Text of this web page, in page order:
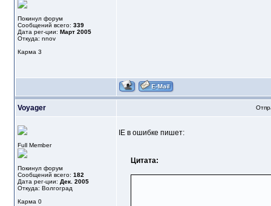
Покинул форум
Сообщений всего: 339
Дата рег-ции: Март 2005
Откуда: nnov
Карма 3
Voyager
Full Member
Покинул форум
Сообщений всего: 182
Дата рег-ции: Дек. 2005
Откуда: Волгоград
Карма 0
IE в ошибке пишет:
Цитата: